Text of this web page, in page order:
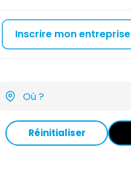
Inscrire mon entreprise
Réinitialiser